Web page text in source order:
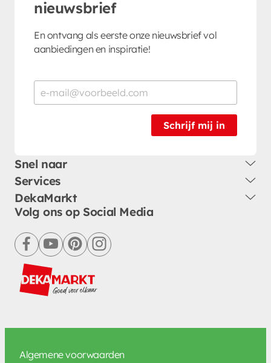
nieuwsbrief
En ontvang als eerste onze nieuwsbrief vol
aanbiedingen en inspiratie!
Schrijf mij in
Snel naar
Services
DekaMarkt
Volg ons op Social Media
facebookyoutubepinterestinstagram
Algemene voorwaarden